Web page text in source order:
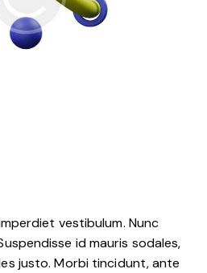
vestibulum. Nunc
id mauris sodales,
justo. Morbi tincidunt, ante